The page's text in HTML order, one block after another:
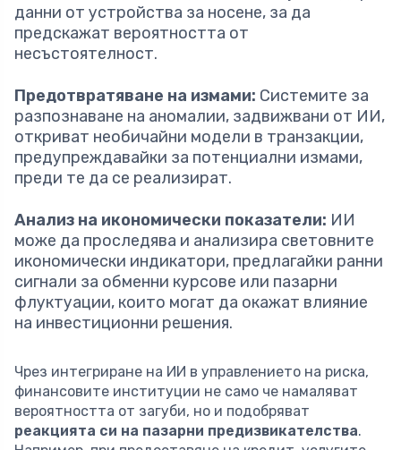
данни от устройства за носене, за да
предскажат вероятността от
несъстоятелност.
Предотвратяване на измами: Системите за
разпознаване на аномалии, задвижвани от ИИ,
откриват необичайни модели в транзакции,
предупреждавайки за потенциални измами,
преди те да се реализират.
Анализ на икономически показатели: ИИ
може да проследява и анализира световните
икономически индикатори, предлагайки ранни
сигнали за обменни курсове или пазарни
флуктуации, които могат да окажат влияние
на инвестиционни решения.
Чрез интегриране на ИИ в управлението на риска,
финансовите институции не само че намаляват
вероятността от загуби, но и подобряват
реакцията си на пазарни предизвикателства.